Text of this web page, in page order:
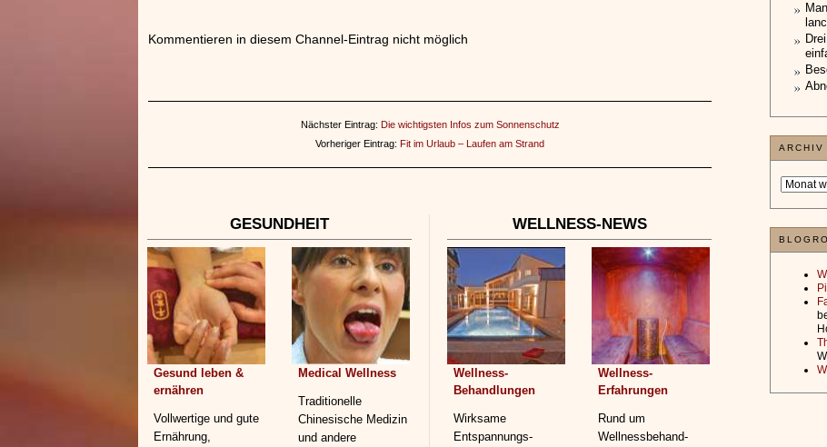
Kommentieren in diesem Channel-Eintrag nicht möglich
Nächster Eintrag: Die wichtigsten Infos zum Sonnenschutz
Vorheriger Eintrag: Fit im Urlaub – Laufen am Strand
GESUNDHEIT
Gesund leben &
ernähren
Vollwertige und gute
Ernährung,
Medical Wellness
Traditionelle
Chinesische Medizin
und andere
WELLNESS-NEWS
Wellness-
Behandlungen
Wirksame
Entspannungs­
Wellness-
Erfahrungen
Rund um
Wellnessbehand­
ARCHIV